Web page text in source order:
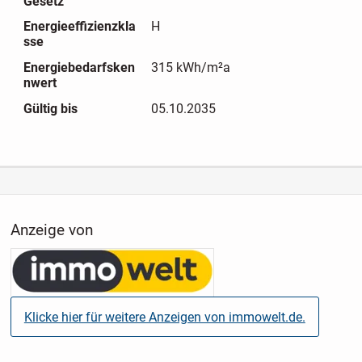
Spitzboden: über Holzausziehleiter erreichbar.
Kellergeschoss: Flur mit Fliesen; Kellerraum;
Hausanschlussraum; Heizungs- und Waschkeller.
Sie können diese Immobilie ab sofort für einen Kaufpreis
Energieeffizienzkla
sse
H
Energiebedarfsken
nwert
315 kWh/m²a
Gültig bis 05.10.2035
Anzeige von
Klicke hier für weitere Anzeigen von immowelt.de.